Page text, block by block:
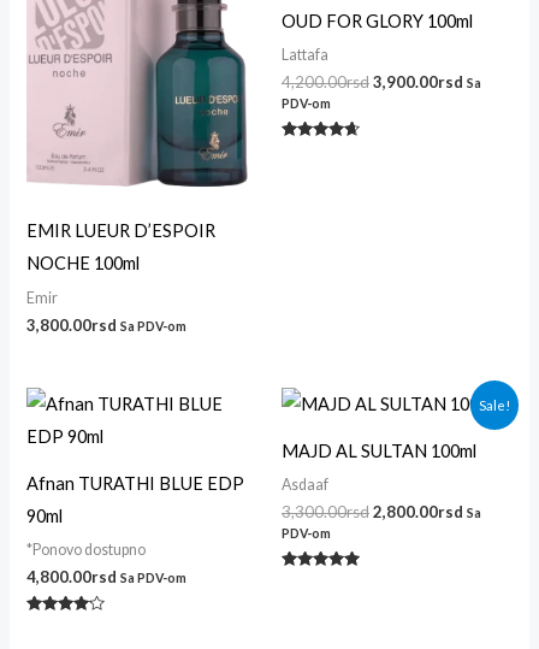
EMIR LUEUR D’ESPOIR
NOCHE 100ml
Emir
3,800.00rsd Sa PDV-om
OUD FOR GLORY 100ml
Lattafa
4,200.00rsd3,900.00rsd Sa
PDV-om
Afnan TURATHI BLUE EDP
90ml
*Ponovo dostupno
4,800.00rsd Sa PDV-om
Sale!
MAJD AL SULTAN 100ml
Asdaaf
3,300.00rsd
Originalna
cena
bila:
2,800.00rsd
Trenutna
cena
Sa
PDV-om